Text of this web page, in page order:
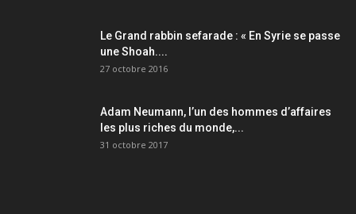
Le Grand rabbin sefarade : « En Syrie se passe
une Shoah....
27 octobre 2016
Adam Neumann, l’un des hommes d’affaires
les plus riches du monde,...
31 octobre 2017